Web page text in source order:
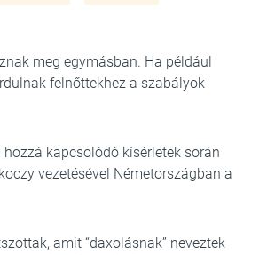
meg egymásban. Ha például
felnőttekhez a szabályok
kapcsolódó kísérletek során
vezetésével Németországban a
amit “daxolásnak” neveztek